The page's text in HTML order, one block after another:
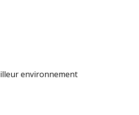
environnement